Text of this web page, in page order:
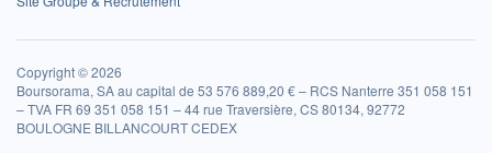
Copyright © 2026
Boursorama, SA au capital de 53 576 889,20 € – RCS Nanterre 351 058 151
– TVA FR 69 351 058 151 – 44 rue Traversière, CS 80134, 92772
BOULOGNE BILLANCOURT CEDEX